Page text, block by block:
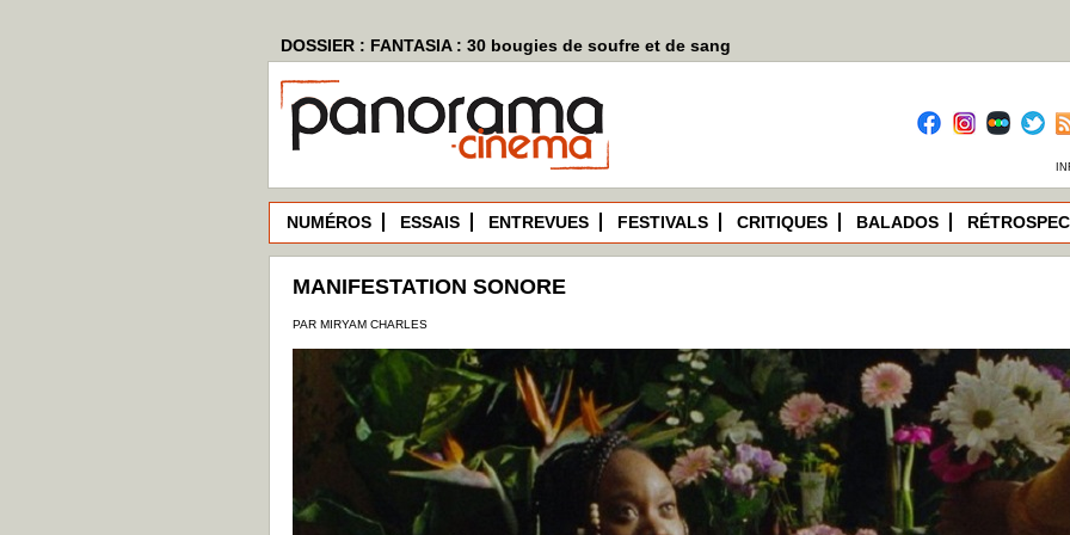
DOSSIER : FANTASIA : 30 bougies de soufre et de sang
NUMÉROS ESSAIS ENTREVUES FESTIVALS CRITIQUES BALADOS
MANIFESTATION SONORE
PAR MIRYAM CHARLES